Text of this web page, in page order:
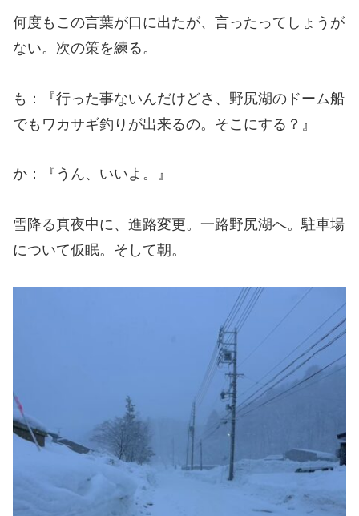
何度もこの言葉が口に出たが、言ったってしょうが
ない。次の策を練る。
も：『行った事ないんだけどさ、野尻湖のドーム船
でもワカサギ釣りが出来るの。そこにする？』
か：『うん、いいよ。』
雪降る真夜中に、進路変更。一路野尻湖へ。駐車場
について仮眠。そして朝。